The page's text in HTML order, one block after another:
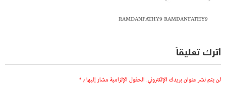
RAMDANFATHY9 RAMDANFATHY9
اترك تعليقاً
لن يتم نشر عنوان بريدك الإلكتروني. الحقول الإلزامية مشار إليها بـ *